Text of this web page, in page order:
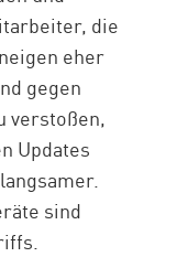
die
eher
gegen
verstoßen,
Updates
sind